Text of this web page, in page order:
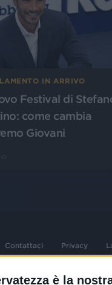
è la
IN ARRIVO
Festival di
come cambia
Giovani
Contattaci Privacy